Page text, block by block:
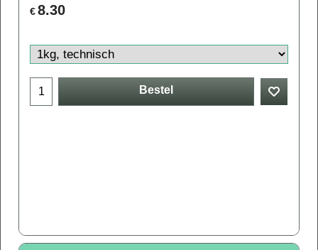
€8.30
Bestel